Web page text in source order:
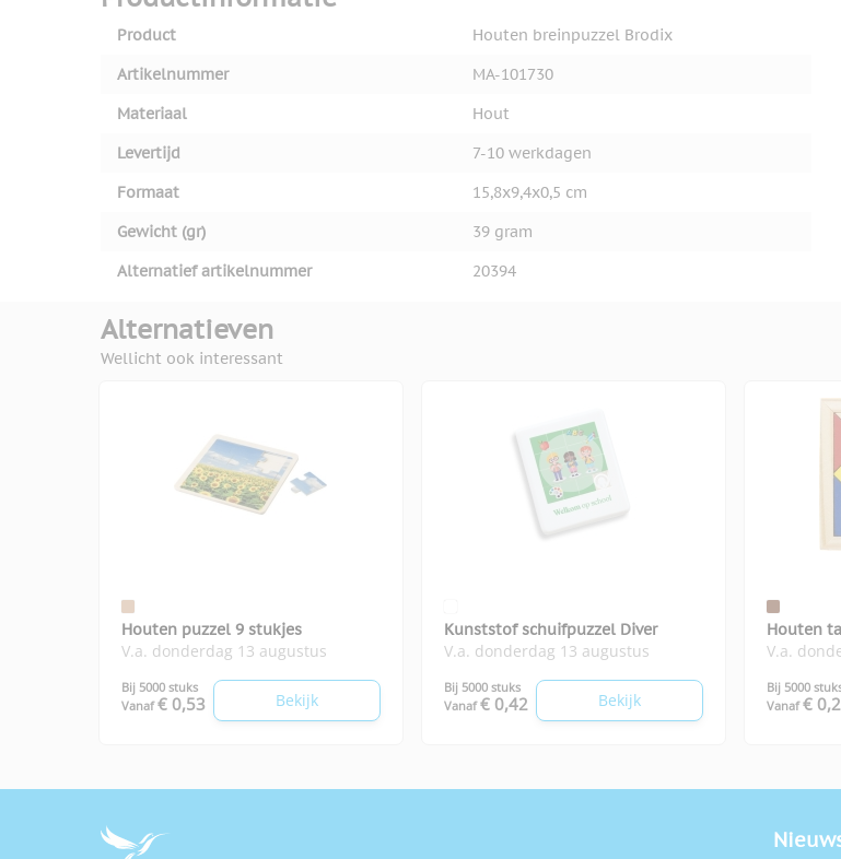
Product
Houten breinpuzzel Brodix
Artikelnummer
MA-101730
Materiaal
Hout
Levertijd
7-10 werkdagen
Formaat
15,8x9,4x0,5 cm
Gewicht (gr)
39 gram
Alternatief artikelnummer
20394
Alternatieven
Wellicht ook interessant
Houten puzzel 9 stukjes
V.a. donderdag 13 augustus
Bij 5000 stuks
Vanaf € 0,53 Bekijk
Kunststof schuifpuzzel Diver
V.a. donderdag 13 augustus
Bij 5000 stuks
Vanaf € 0,42 Bekijk
Houten
V.a.
Bij 5000
Vanaf €